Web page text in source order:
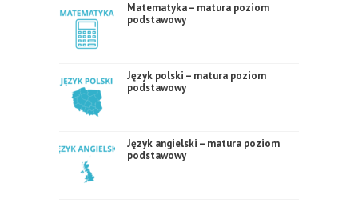
Matematyka – matura poziom
podstawowy
Język polski – matura poziom
podstawowy
Język angielski – matura poziom
podstawowy